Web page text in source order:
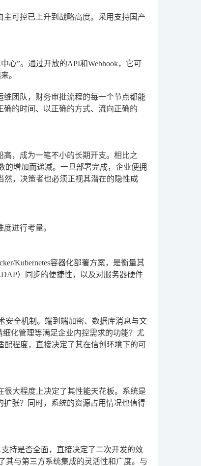
可控已上升到战略高度。采用支持国产
心”。通过开放的API和Webhook，它可
。
团队，财务审批流程的每一个节点都能
的时间、以正确的方式、流向正确的
高，成为一笔不小的长期开支。相比之
增加而递减。一旦部署完成，企业便拥
然，决策者也必须正视其潜在的隐性成
进行考量。
Kubernetes容器化部署方案，是衡量其
）同步的便捷性，以及对服务器硬件
安全机制。端到端加密、数据库消息与文
化管理等满足企业内控需求的功能？尤
配程度，直接决定了其在信创环境下的可
很大程度上决定了其性能天花板。系统是
张？同时，系统的资源占用情况也值得
持是否全面，直接决定了二次开发的效
其与第三方系统集成的灵活性和广度。与